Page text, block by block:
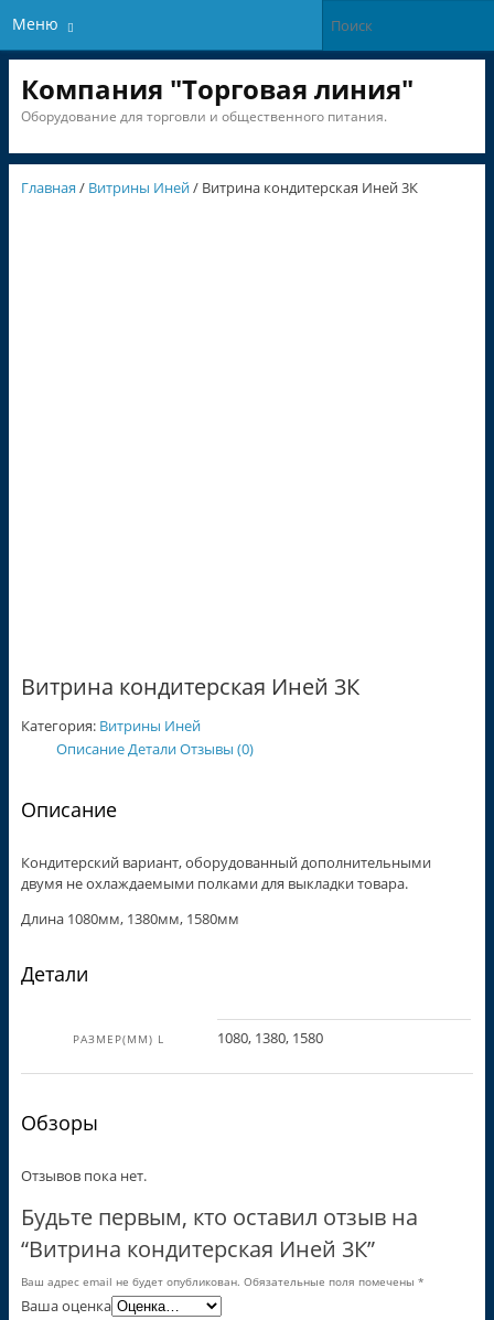
Меню
Компания "Торговая линия"
Оборудование для торговли и общественного питания.
Главная / Витрины Иней/ Витрина кондитерская Иней 3К
Витрина кондитерская Иней 3К
Категория: Витрины Иней
ОписаниеДеталиОтзывы (0)
Описание
Кондитерский вариант, оборудованный дополнительными
двумя не охлаждаемыми полками для выкладки товара.
Длина 1080мм, 1380мм, 1580мм
Детали
РАЗМЕР(ММ) L 1080, 1380, 1580
Обзоры
Отзывов пока нет.
Будьте первым, кто оставил отзыв на
“Витрина кондитерская Иней 3К”
Ваш адрес email не будет опубликован. Обязательные поля помечены *
Ваша оценка